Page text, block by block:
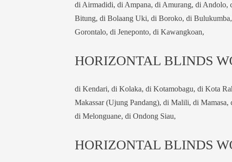
di Airmadidi, di Ampana, di Amurang, di Andolo,
Bitung, di Bolaang Uki, di Boroko, di
Gorontalo, di Jeneponto, di Kawangkoan,
HORIZONTAL BLINDS
di Kendari, di Kolaka, di Kotamobagu, di Kota
Makassar (Ujung Pandang), di Malili, di
di Melonguane, di Ondong Siau,
HORIZONTAL BLINDS